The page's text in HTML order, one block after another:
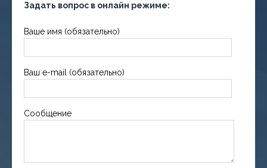
Задать вопрос в онлайн режиме:
Ваше имя (обязательно)
Ваш e-mail (обязательно)
Сообщение